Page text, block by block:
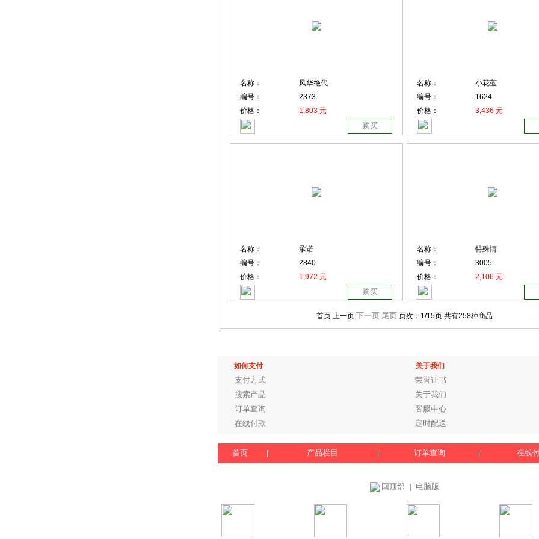
名称：
风华绝代
编号：
2373
价格：
1,803 元
购买
名称：
小花蓝
编号：
1624
价格：
3,436 元
名称：
承诺
编号：
2840
价格：
1,972 元
购买
名称：
特殊情
编号：
3005
价格：
2,106 元
首页 上一页 下一页 尾页 页次： 1/15页 共有258种商品
如何支付 关于我们
支付方式
荣誉证书
搜索产品
关于我们
订单查询
客服中心
在线付款
定时配送
首页 产品栏目 订单查询 在线
回顶部 电脑版